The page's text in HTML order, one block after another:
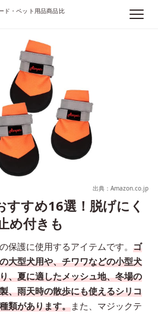
ド・ペット用品商品比
出典：Amazon.co.jp
すすめ16選！脱げにく
め付きも
保護に使用するアイテムです。 ゴ
大型犬用や、チワワなどの小型犬
、夏に適したメッシュ地、冬場の
、雨天時の散歩にも使えるシリコ
類があります。また、マジックテ